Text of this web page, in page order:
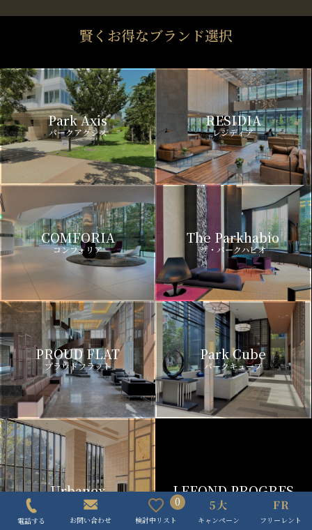
賢くお得なブランド選択
Park Axis
パークアクシス
RESIDIA
レジディア
COMFORIA
コンフォリア
The Parkhabio
ザ・パークハビオ
PROUD FLAT
プラウドフラット
Park Cube
パークキューブ
Urbanex
アーバネックス
電話する お問い合わせ
0
検討中リスト キャンペーン フリーレント